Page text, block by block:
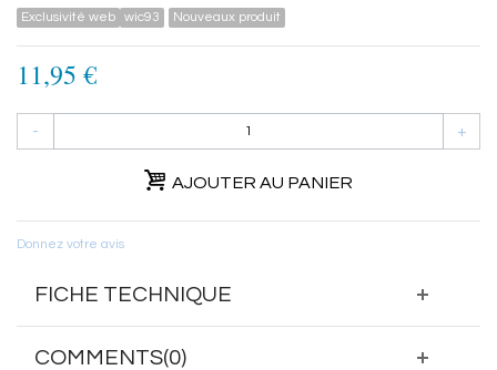
Exclusivité web wic93 Nouveaux produit
11,95 €
- +
AJOUTER AU PANIER
Donnez votre avis
FICHE TECHNIQUE
COMMENTS(0)